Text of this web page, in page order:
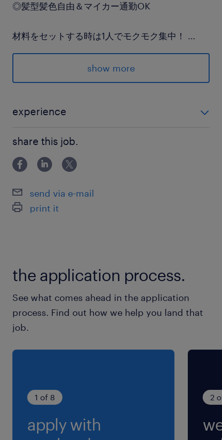
◎髪型髪色自由＆マイカー通勤OK
材料をセットする時は1人でモクモク集中！ ...
困った時はインカムで
仲間とすぐに連絡が取れるので安心です♪
生産から梱包まで全自動化しており、特別なスキ
最寄駅
常磐線／植田(福島県)駅（車15分）
休日休暇
シフト制
就業時間
（2）16:30-1:00（実働7時間30分・休憩60分）
（3）0:30-9:00（実働7時間30分・休憩60分）
残業
show more
experience
share this job.
send via e-mail
print it
the application process.
See what comes ahead in the application
process. Find out how we help you land that
job.
1 of 8
apply with
2